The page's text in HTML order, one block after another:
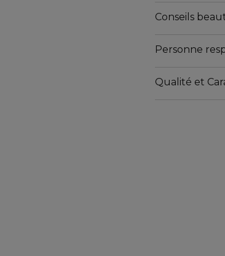
Emballages
Emballages
Emballages non
Conseils
Personne
Qualité et